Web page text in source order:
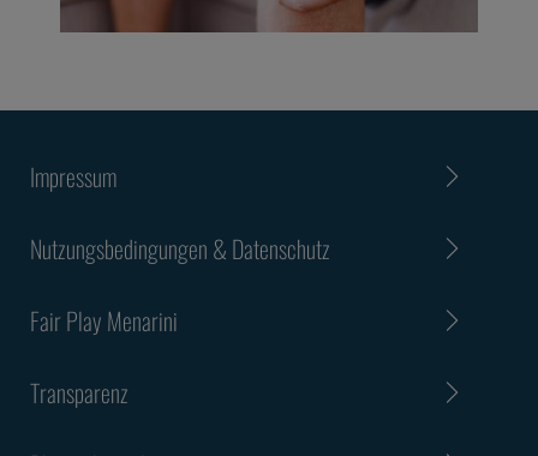
Impressum
Nutzungsbedingungen & Datenschutz
Fair Play Menarini
Transparenz